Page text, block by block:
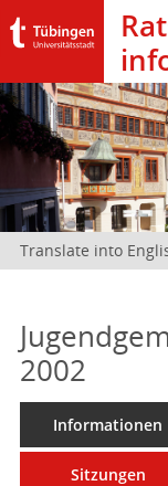
Translate into
2002
Informationen
Sitzungen